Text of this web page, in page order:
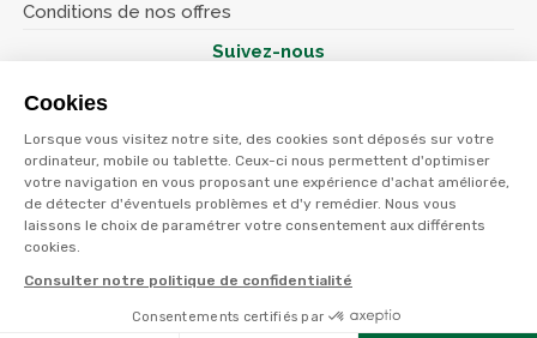
Cookies
Lorsque vous visitez notre site, des cookies sont déposés sur votre
ordinateur, mobile ou tablette. Ceux-ci nous permettent d'optimiser
votre navigation en vous proposant une expérience d'achat améliorée,
de détecter d'éventuels problèmes et d'y remédier. Nous vous
laissons le choix de paramétrer votre consentement aux différents
cookies.
Consulter notre politique de confidentialité
Consentements certifiés par
Conditions de nos offres
Suivez-nous
© Terres et eaux 2026
Politique de confidentialité
Mentions légales
CGV